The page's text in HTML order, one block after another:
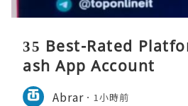
35 Best-Rated
ash App Account
Abrar 1小時前